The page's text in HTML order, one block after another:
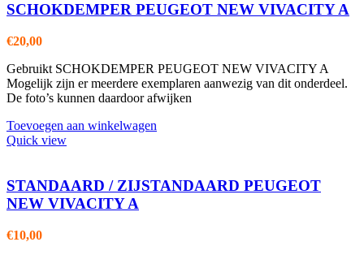
SCHOKDEMPER PEUGEOT NEW VIVACITY A
€20,00
Gebruikt SCHOKDEMPER PEUGEOT NEW VIVACITY A
Mogelijk zijn er meerdere exemplaren aanwezig van dit onderdeel.
De foto’s kunnen daardoor afwijken
Toevoegen aan winkelwagen
Quick view
STANDAARD / ZIJSTANDAARD PEUGEOT
NEW VIVACITY A
€10,00